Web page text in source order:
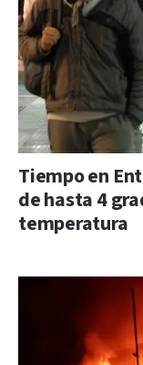
Tiempo en
de hasta 4
temperatura